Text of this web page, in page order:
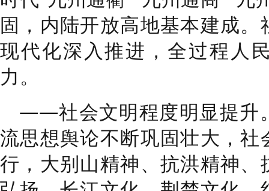
固，内陆开放高地基本建成。
现代化深入推进，全过程人
力。
——社会文明程度明显提
流思想舆论不断巩固壮大，社
行，大别山精神、抗洪精神